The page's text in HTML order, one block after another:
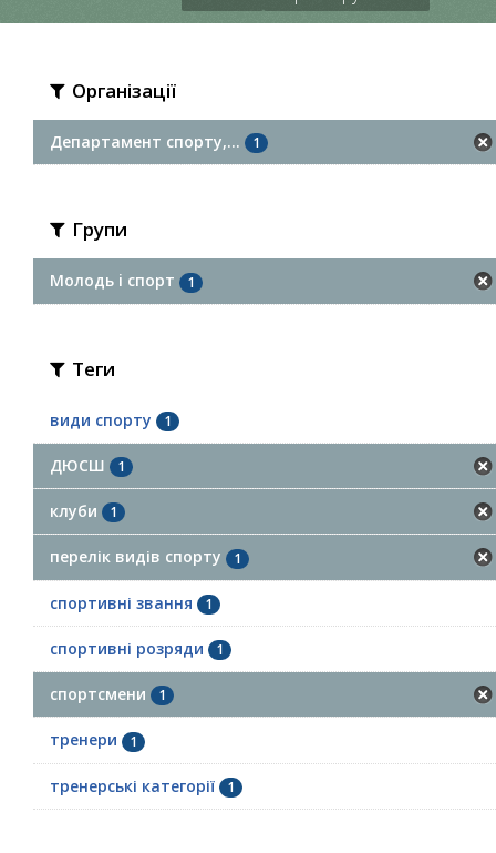
Організації
Департамент спорту,... 1
Групи
Молодь i спорт 1
Теги
види спорту 1
ДЮСШ 1
клуби 1
перелік видів спорту 1
спортивні звання 1
спортивні розряди 1
спортсмени 1
тренери 1
тренерські категорії 1